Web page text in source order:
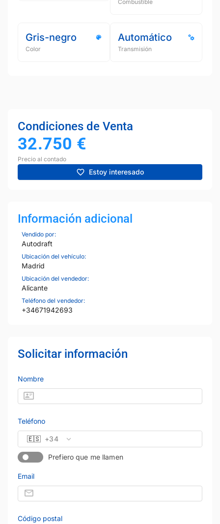
Combustible
Gris-negro
Color
Automático
Transmisión
Condiciones de Venta
32.750 €
Precio al contado
Estoy interesado
Información adicional
Vendido por:
Autodraft
Ubicación del vehículo:
Madrid
Ubicación del vendedor:
Alicante
Teléfono del vendedor:
+34671942693
Solicitar información
Nombre
Teléfono
🇪🇸 +34
Prefiero que me llamen
Email
Código postal